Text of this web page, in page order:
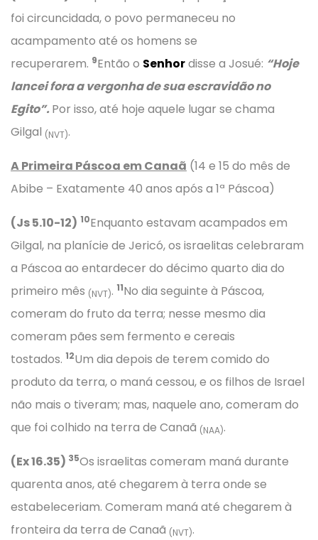
foi circuncidada, o povo permaneceu no
acampamento até os homens se
recuperarem. 9Então o Senhordisse a Josué: “Hoje
lancei fora a vergonha de sua escravidão no
Egito”.Por isso, até hoje aquele lugar se chama
Gilgal (NVT).
A Primeira Páscoa em Canaã (14 e 15 do mês de
Abibe – Exatamente 40 anos após a 1ª Páscoa)
(Js 5.10-12) 10Enquanto estavam acampados em
Gilgal, na planície de Jericó, os israelitas celebraram
a Páscoa ao entardecer do décimo quarto dia do
primeiro mês (NVT). 11No dia seguinte à Páscoa,
comeram do fruto da terra; nesse mesmo dia
comeram pães sem fermento e cereais
tostados. 12Um dia depois de terem comido do
produto da terra, o maná cessou, e os filhos de Israel
não mais o tiveram; mas, naquele ano, comeram do
que foi colhido na terra de Canaã (NAA).
(Ex 16.35) 35Os israelitas comeram maná durante
quarenta anos, até chegarem à terra onde se
estabeleceriam. Comeram maná até chegarem à
fronteira da terra de Canaã (NVT).